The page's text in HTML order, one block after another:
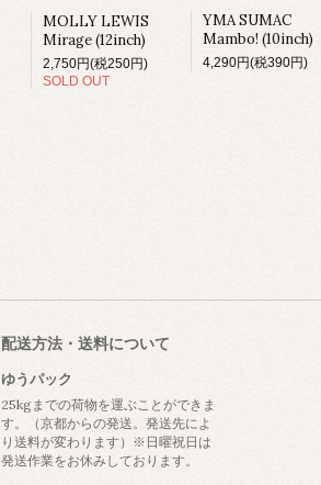
MOLLY LEWIS
Mirage (12inch)
2,750円(税250円)
SOLD OUT
YMA SUMAC
Mambo! (10inch)
4,290円(税390円)
配送方法・送料について
ゆうパック
25kgまでの荷物を運ぶことができま
す。（京都からの発送。発送先によ
り送料が変わります）※日曜祝日は
発送作業をお休みしております。